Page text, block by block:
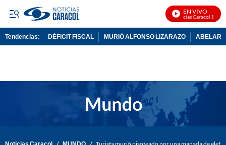
EN VIVO
Noticias Caracol En Vivo
Tendencias: DÉFICIT FISCAL MURIÓ ALFONSO LIZARAZO